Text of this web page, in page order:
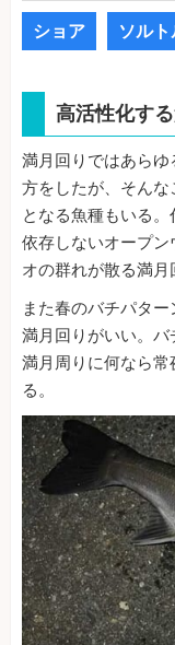
ショア ソル
高活性化す
満月回りではあら
方をしたが、そん
となる魚種もいる
依存しないオープ
オの群れが散る満月
また春のバチパタ
満月回りがいい。バ
満月周りに何なら
る。